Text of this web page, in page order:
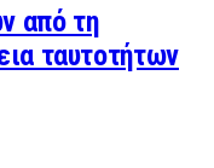
από τη
ταυτοτήτων